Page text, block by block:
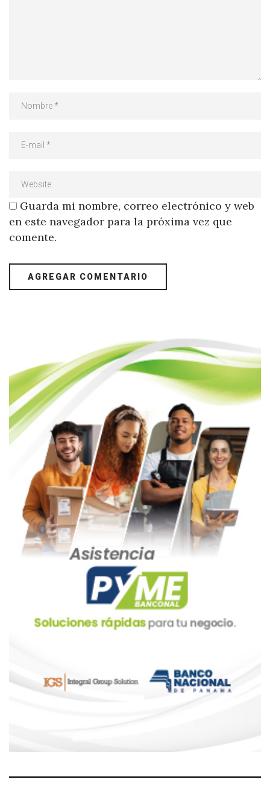
Guarda mi nombre, correo electrónico y web
en este navegador para la próxima vez que
comente.